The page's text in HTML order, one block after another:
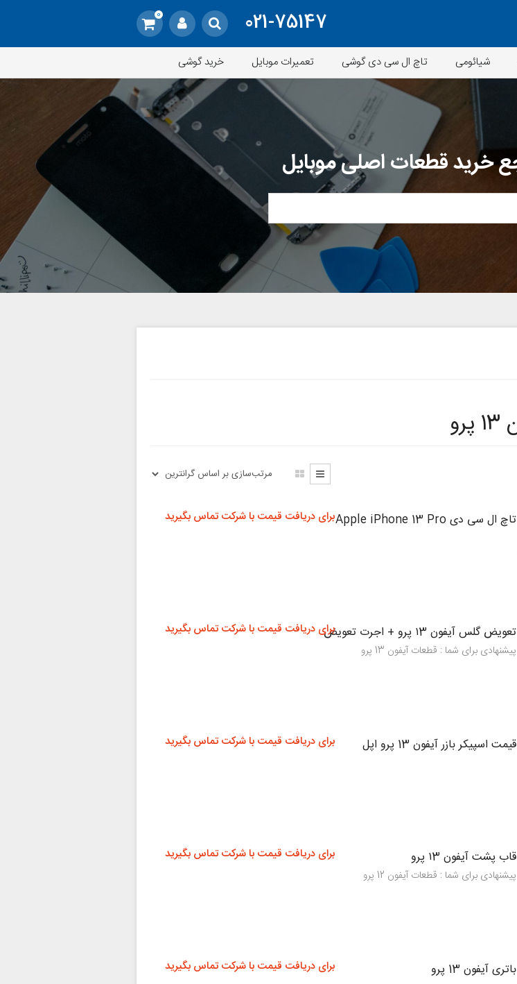
021-75147
0
شیائومی تاچ ال سی دی گوشی تعمیرات موبایل خرید گوشی
خرید قطعات اصلی موبایل
تاچ ال سی دی Apple iPhone 13 Pro برای دریافت قیمت با شرکت تماس بگیرید
تعویض گلس آیفون ۱3 پرو + اجرت تعویض
پیشنهادی برای شما : قطعات آیفون 13 پرو
برای دریافت قیمت با شرکت تماس بگیرید
قیمت اسپیکر بازر آیفون 13 پرو اپل برای دریافت قیمت با شرکت تماس بگیرید
قاب پشت آیفون ۱3 پرو
پیشنهادی برای شما : قطعات آیفون 12 پرو
برای دریافت قیمت با شرکت تماس بگیرید
باتری آیفون 13 پرو برای دریافت قیمت با شرکت تماس بگیرید